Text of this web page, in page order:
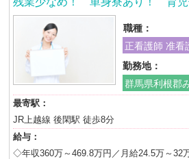
職種：
正看護師 准看
勤務地：
群馬県利根郡
最寄駅：
JR上越線 後閑駅 徒歩8分
給与：
◇年収360万～469.8万円／月給24.5万～32